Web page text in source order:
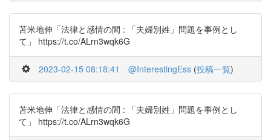
苫米地伸「法律と感情の間 : 「夫婦別姓」問題を事例とし
て」 https://t.co/ALrn3wqk6G
2023-02-15 08:18:41 @InterestingEss (投稿一覧)
苫米地伸「法律と感情の間 : 「夫婦別姓」問題を事例とし
て」 https://t.co/ALrn3wqk6G